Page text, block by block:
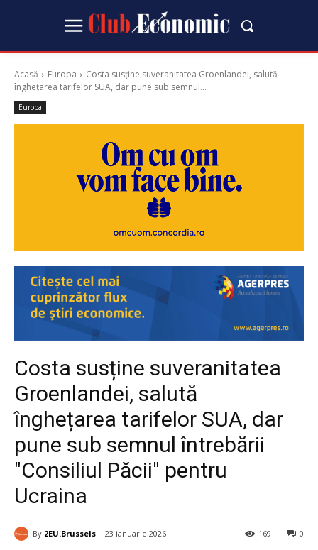
Acasă Europa
Costa susține suveranitatea Groenlandei, salută
înghețarea tarifelor SUA, dar pune sub semnul...
Europa
Costa susține suveranitatea
Groenlandei, salută
înghețarea tarifelor SUA, dar
pune sub semnul întrebării
"Consiliul Păcii" pentru
Ucraina
By 2EU.Brussels 23 ianuarie 2026 0
169